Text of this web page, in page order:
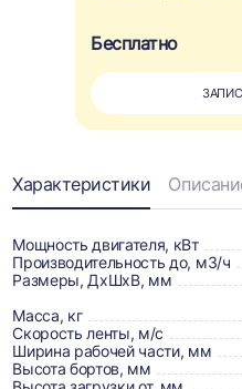
Бесплатно
Информация
о
товаре,
доставке,
отзывах
и
сертификаты
Характеристики
Мощность двигателя, кВт
Производительность до, м3/ч
Размеры, ДхШхВ, мм
Масса, кг
Скорость ленты, м/с
Ширина рабочей части, мм
Высота бортов, мм